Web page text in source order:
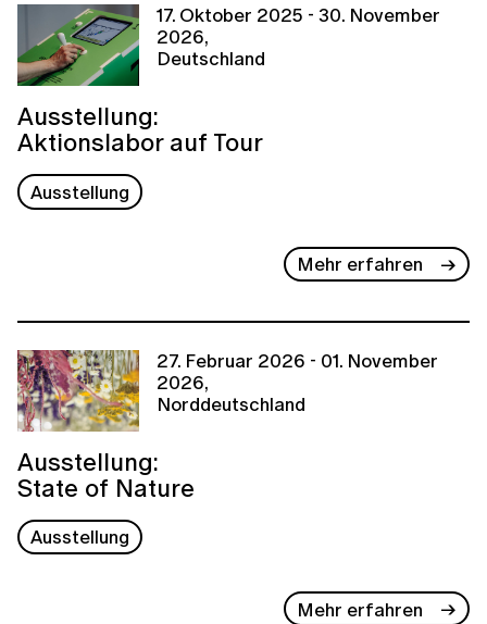
17. Oktober 2025 - 30. November
2026,
Deutschland
Ausstellung:
Aktionslabor auf Tour
Ausstellung
Mehr erfahren
27. Februar 2026 - 01. November
2026,
Norddeutschland
Ausstellung:
State of Nature
Ausstellung
Mehr erfahren